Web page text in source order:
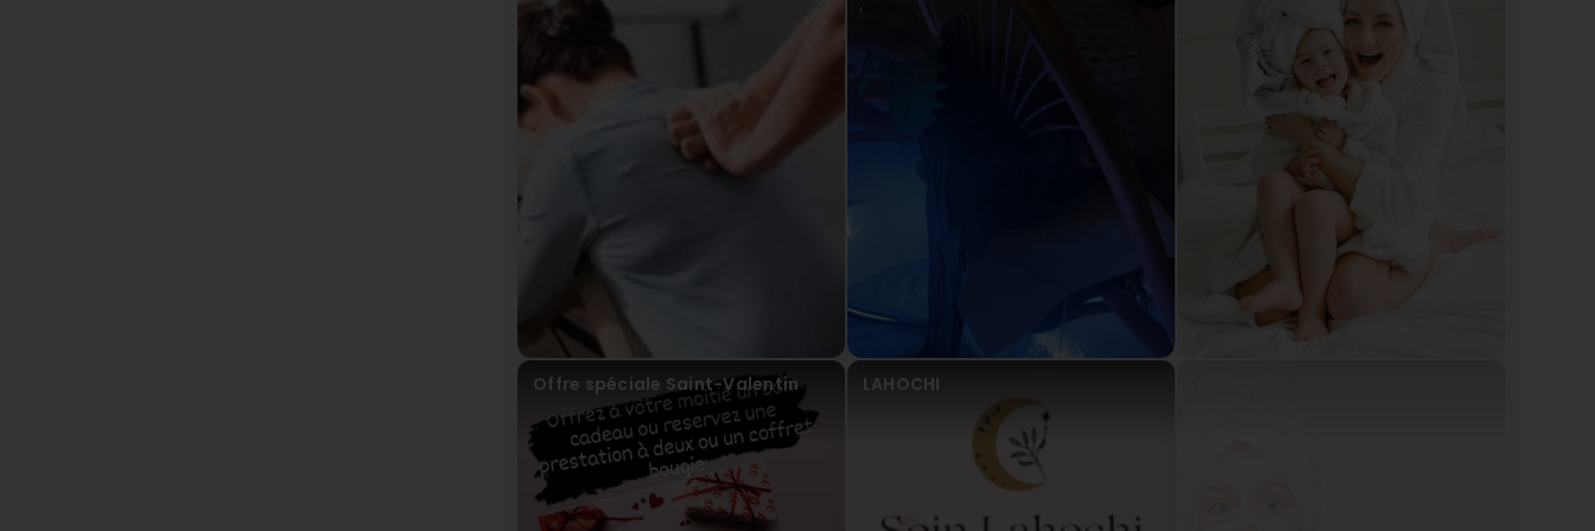
Merci énormément pour ce moment passé en votre compagnie A très bientôt Fetnanda
D
vor 13 Tag(en)
Belle découverte aujourd’hui avec ce massage. Je recommande cette femme qui est d’une gentillesse et
d’une compétence remarquable. Elle a vraiment un don et j’y retournerai volontiers. (Translated by Google) A
wonderful discovery today with this massage. I highly recommend this woman who is remarkably kind and
Merci beaucoup ,je suis ravie que le massage ,vous ai plu , ce sera avec un grand plaisir que je vous
recevrez de nouveau. A bientôt Fernanda
Offre spéciale Saint-Valentin LAHOCHI